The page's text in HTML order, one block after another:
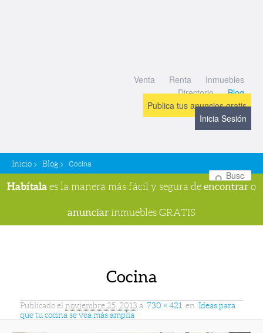
Venta Renta
Inmuebles
Directorio
Blog
Publica tus anuncios gratis
Inicia Sesión
Inicio > Blog > Cocina
Habítala es la manera más fácil y segura de encontrar o
anunciar inmuebles GRATIS
Cocina
Publicado el noviembre 25, 2013 a 730 × 421 en Ideas para
que tu cocina se vea más amplia